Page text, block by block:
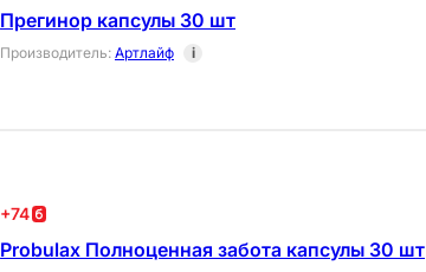
Прегинор капсулы 30 шт
Производитель: Артлайф i
+74
Probulax Полноценная забота капсулы 30 шт